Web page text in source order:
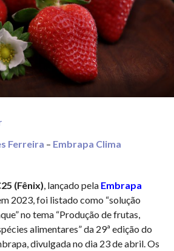
Ferreira – Embrapa Clima
(Fênix) , lançado pela Embrapa
2023, foi listado como “solução
no tema “Produção de frutas,
alimentares” da 29ª edição do
divulgada no dia 23 de abril. Os